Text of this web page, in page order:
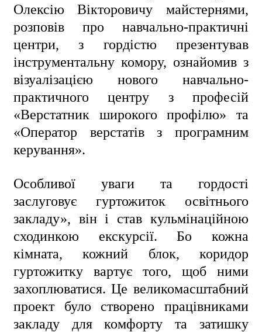
Олексію Вікторовичу майстернями,
розповів про навчально-практичні
центри, з гордістю презентував
інструментальну комору, ознайомив з
візуалізацією нового навчально-
практичного центру з професій
«Верстатник широкого профілю» та
«Оператор верстатів з програмним
керування».
ㅤㅤОсобливої уваги та гордості
заслуговує гуртожиток освітнього
закладу», він і став кульмінаційною
сходинкою екскурсії. Бо кожна
кімната, кожний блок, коридор
гуртожитку вартує того, щоб ними
захоплюватися. Це великомасштабний
проект було створено працівниками
закладу для комфорту та затишку